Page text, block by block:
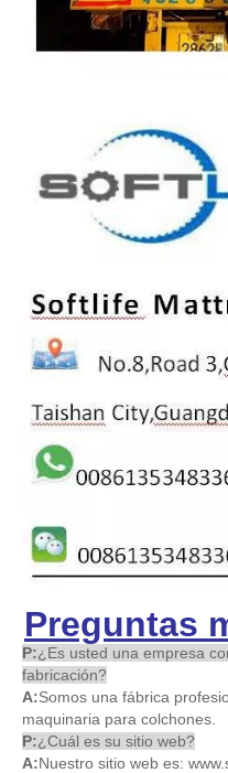
Preguntas
P:¿Es usted una empresa
fabricación?
A:Somos una fábrica
maquinaria para colchones.
P:¿Cuál es su sitio web?
A:Nuestro sitio web es: